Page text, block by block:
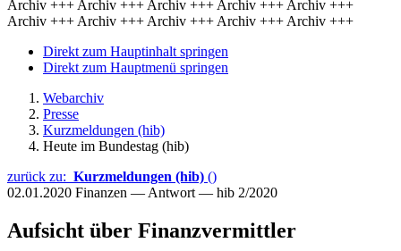
Archiv +++ Archiv +++ Archiv +++ Archiv +++ Archiv +++
Archiv +++ Archiv +++ Archiv +++ Archiv +++ Archiv +++
Direkt zum Hauptinhalt springen
Direkt zum Hauptmenü springen
Webarchiv
Presse
Kurzmeldungen (hib)
Heute im Bundestag (hib)
zurück zu: Kurzmeldungen (hib) ()
02.01.2020 Finanzen — Antwort — hib 2/2020
Aufsicht über Finanzvermittler